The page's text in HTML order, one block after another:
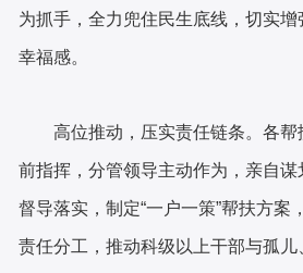
为抓手，全力兜住民生底线，切实增
幸福感。
高位推动，压实责任链条。各帮
前指挥，分管领导主动作为，亲自谋
督导落实，制定“一户一策”帮扶方案
责任分工，推动科级以上干部与孤儿